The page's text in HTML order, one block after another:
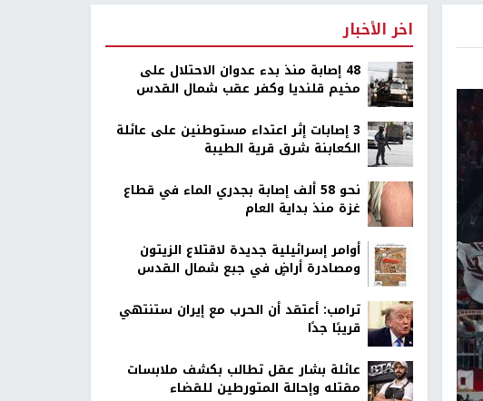
اخر الأخبار
48 إصابة منذ بدء عدوان الاحتلال على
مخيم قلنديا وكفر عقب شمال القدس
‏3 إصابات إثر اعتداء مستوطنين على عائلة
الكعابنة شرق قرية الطيبة
نحو 58 ألف إصابة بجدري الماء في قطاع
غزة منذ بداية العام
أوامر إسرائيلية جديدة لاقتلاع الزيتون
ومصادرة أراضٍ في جبع شمال القدس
ترامب: أعتقد أن الحرب مع إيران ستنتهي
قريبًا جدًا
عائلة بشار عقل تطالب بكشف ملابسات
مقتله وإحالة المتورطين للقضاء